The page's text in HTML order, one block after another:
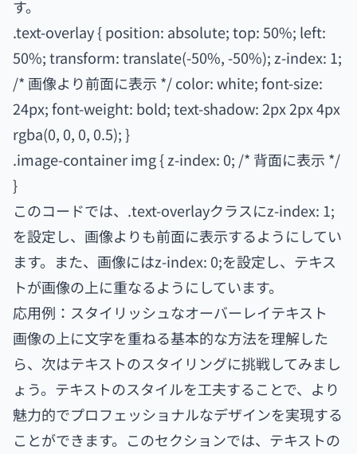
す。
.text-overlay { position: absolute; top: 50%; left:
50%; transform: translate(-50%, -50%); z-index: 1;
/* 画像より前面に表示 */ color: white; font-size:
24px; font-weight: bold; text-shadow: 2px 2px 4px
rgba(0, 0, 0, 0.5); }
.image-container img { z-index: 0; /* 背面に表示 */
}
このコードでは、.text-overlayクラスにz-index: 1;
を設定し、画像よりも前面に表示するようにしてい
ます。また、画像にはz-index: 0;を設定し、テキス
トが画像の上に重なるようにしています。
応用例：スタイリッシュなオーバーレイテキスト
画像の上に文字を重ねる基本的な方法を理解した
ら、次はテキストのスタイリングに挑戦してみまし
ょう。テキストのスタイルを工夫することで、より
魅力的でプロフェッショナルなデザインを実現する
ことができます。このセクションでは、テキストの